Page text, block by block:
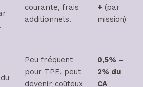
courante, frais
additionnels.
+ (par
mission)
Peu fréquent
pour TPE, peut
devenir coûteux
0,5% –
2% du
CA